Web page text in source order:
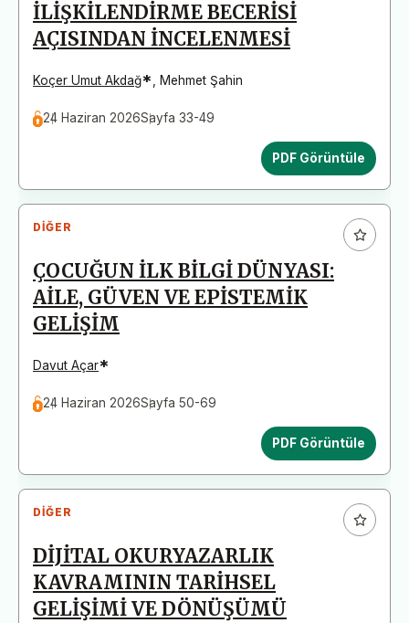
İLİŞKİLENDİRME BECERİSİ
AÇISINDAN İNCELENMESİ
Koçer Umut Akdağ* Mehmet Şahin
24 Haziran 2026Sayfa 33-49
PDF Görüntüle
DIĞER
ÇOCUĞUN İLK BİLGİ DÜNYASI:
AİLE, GÜVEN VE EPİSTEMİK
GELİŞİM
Davut Açar*
24 Haziran 2026Sayfa 50-69
PDF Görüntüle
DIĞER
DİJİTAL OKURYAZARLIK
KAVRAMININ TARİHSEL
GELİŞİMİ VE DÖNÜŞÜMÜ